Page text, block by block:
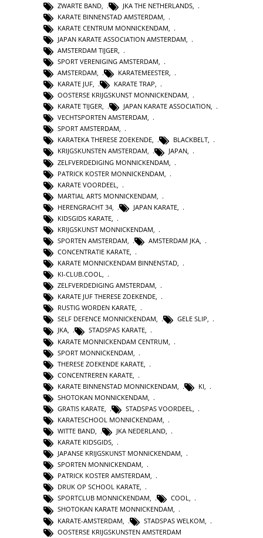
ZWARTE BAND
JKA THE NETHERLANDS
KARATE BINNENSTAD AMSTERDAM
KARATE CENTRUM MONNICKENDAM
JAPAN KARATE ASSOCIATION AMSTERDAM
AMSTERDAM TIJGER
SPORT VERENIGING AMSTERDAM
AMSTERDAM, KARATEMEESTER,
KARATE JUF, KARATE TRAP,
OOSTERSE KRIJGSKUNST MONNICKENDAM,
KARATE TIJGER, JAPAN KARATE ASSOCIATION,
VECHTSPORTEN AMSTERDAM,
SPORT AMSTERDAM,
KARATEKA THERESE ZOEKENDE, BLACKBELT,
KRIJGSKUNSTEN AMSTERDAM, JAPAN,
ZELFVERDEDIGING MONNICKENDAM
PATRICK KOSTER MONNICKENDAM
KARATE VOORDEEL
MARTIAL ARTS MONNICKENDAM
HERENGRACHT 34
JAPAN KARATE
KIDSGIDS KARATE
KRIJGSKUNST MONNICKENDAM
SPORTEN AMSTERDAM
AMSTERDAM JKA
CONCENTRATIE KARATE,
KARATE MONNICKENDAM BINNENSTAD,
KI-CLUB.COOL,
ZELFVERDEDIGING AMSTERDAM,
KARATE JUF THERESE ZOEKENDE,
RUSTIG WORDEN KARATE,
SELF DEFENCE MONNICKENDAM, GELE SLIP,
JKA, STADSPAS KARATE,
KARATE MONNICKENDAM CENTRUM
SPORT MONNICKENDAM
THERESE ZOEKENDE KARATE
CONCENTREREN KARATE
KARATE BINNENSTAD MONNICKENDAM
KI
SHOTOKAN MONNICKENDAM
GRATIS KARATE
STADSPAS VOORDEEL
KARATESCHOOL MONNICKENDAM
WITTE BAND, JKA NEDERLAND,
KARATE KIDSGIDS,
JAPANSE KRIJGSKUNST MONNICKENDAM,
SPORTEN MONNICKENDAM,
PATRICK KOSTER AMSTERDAM,
DRUK OP SCHOOL KARATE,
SPORTCLUB MONNICKENDAM, COOL,
SHOTOKAN KARATE MONNICKENDAM,
KARATE-AMSTERDAM
STADSPAS WELKOM
OOSTERSE KRIJGSKUNSTEN AMSTERDAM